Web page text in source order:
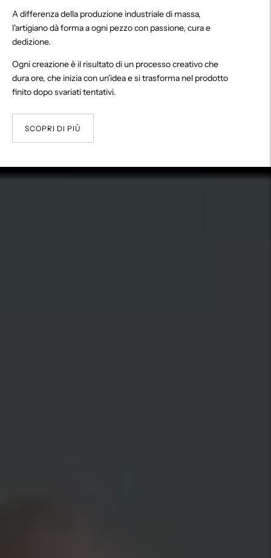
A differenza della produzione industriale di massa,
l'artigiano dà forma a ogni pezzo con passione, cura e
dedizione.
Ogni creazione è il risultato di un processo creativo che
dura ore, che inizia con un'idea e si trasforma nel prodotto
finito dopo svariati tentativi.
SCOPRI DI PIÙ